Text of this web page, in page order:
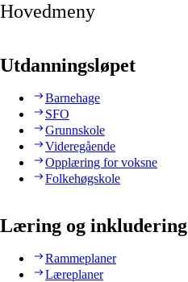
Hovedmeny
Utdanningsløpet
Barnehage
SFO
Grunnskole
Videregående
Opplæring for voksne
Folkehøgskole
Læring og inkludering
Rammeplaner
Læreplaner